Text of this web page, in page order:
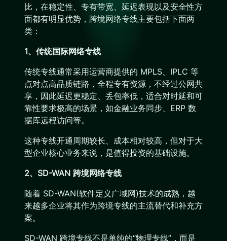
比，在稳定性、专有带宽、延迟表现以及安全性方
面都有明显优势，跨境网络专线主要包括下面两
类：
1、传统国际网络专线
传统专线通常采用运营商提供的 MPLS、IPLC 等
点对点高品质链路，全程专有资源，不经过公网共
享，因此延迟更稳定、丢包率低，适合对时延和可
靠性要求极高的场景，如金融业务同步、ERP 数
据库远程访问等。
这种专线开通周期较长、成本相对较高，但对于大
型企业核心业务来说，是值得投资的基础设施。
2、SD-WAN 跨境网络专线
随着 SD-WAN(软件定义广域网)技术的成熟，越
来越多企业将其作为跨境专线的主流替代和补充方
案。
SD-WAN 跨境专线不是单纯的“物理专线”，而是